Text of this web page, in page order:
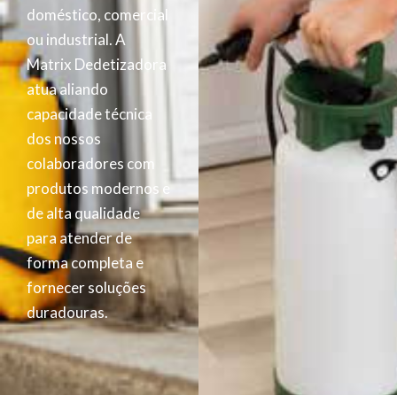
doméstico, comercial
ou industrial. A
Matrix Dedetizadora
atua aliando
capacidade técnica
dos nossos
colaboradores com
produtos modernos e
de alta qualidade
para atender de
forma completa e
fornecer soluções
duradouras.